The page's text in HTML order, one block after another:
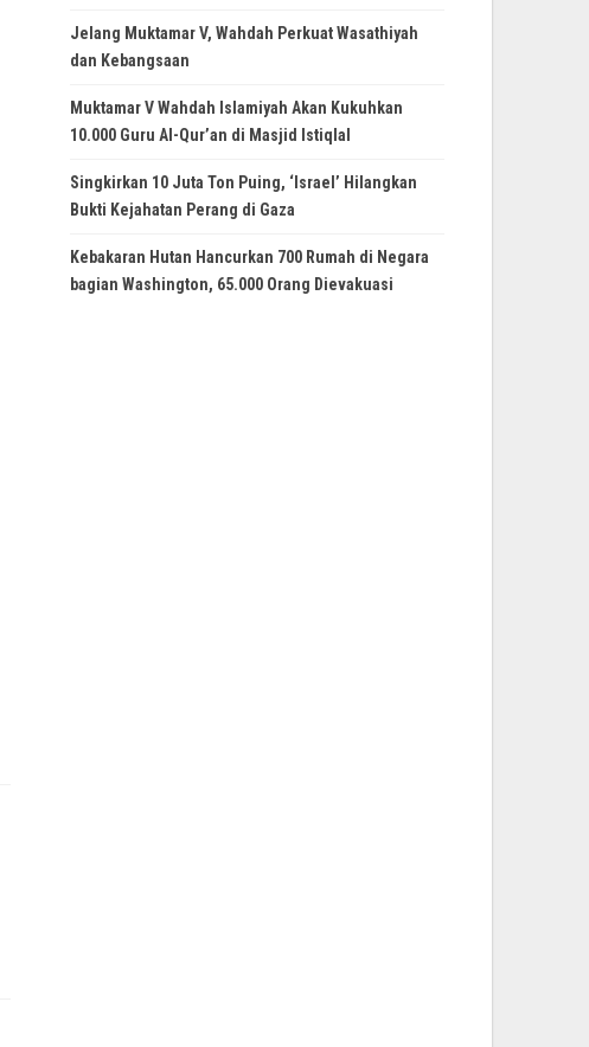
Jelang Muktamar V, Wahdah Perkuat Wasathiyah
dan Kebangsaan
Muktamar V Wahdah Islamiyah Akan Kukuhkan
10.000 Guru Al-Qur’an di Masjid Istiqlal
Singkirkan 10 Juta Ton Puing, ‘Israel’ Hilangkan
Bukti Kejahatan Perang di Gaza
Kebakaran Hutan Hancurkan 700 Rumah di Negara
bagian Washington, 65.000 Orang Dievakuasi